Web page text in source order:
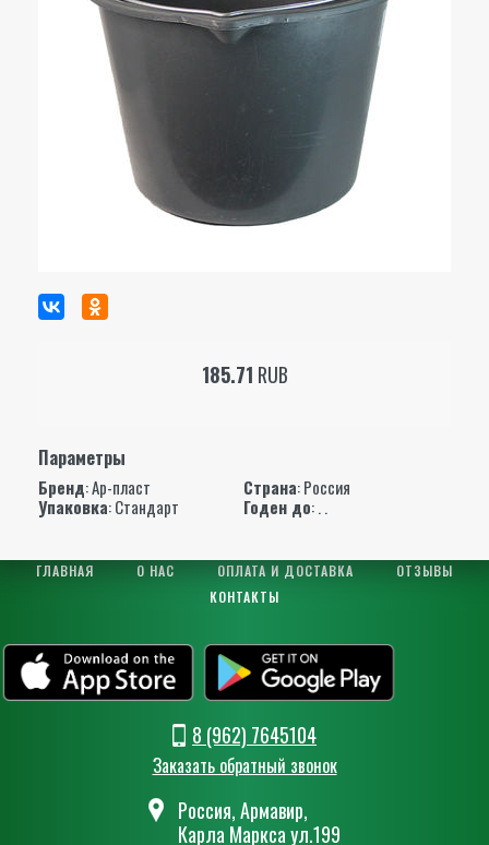
185.71 RUB
Параметры
Бренд:Ар-пласт Страна: Россия
Упаковка: Стандарт Годен до: . .
ГЛАВНАЯ О НАС ОПЛАТА И ДОСТАВКА
ОТЗЫВЫ
КОНТАКТЫ
8 (962) 7645104
Заказать обратный звонок
Россия, Армавир,
Карла Маркса ул.199